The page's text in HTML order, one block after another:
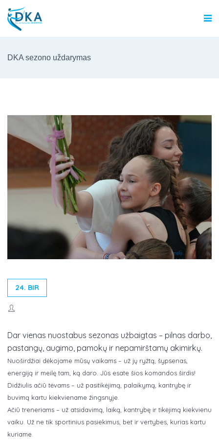
DKA sezono uždarymas
24. BIR
Dar vienas nuostabus sezonas užbaigtas – pilnas darbo,
pastangų, augimo, pamokų ir nepamirštamų akimirkų.
Nuoširdžiai dėkojame mūsų vaikams – už jų ryžtą, šypsenas,
energiją ir meilę tam, ką daro. Jūs esate šios komandos širdis!
Didžiulis ačiū tėvams – už pasitikėjimą, palaikymą, kantrybę ir
buvimą kartu kiekviename žingsnyje.
Ačiū treneriams – už atsidavimą, laiką, kantrybę ir tikėjimą kiekvienu
vaiku. Už ne tik sportinius pasiekimus, bet ir vertybes, kurias kartu
kuriame.